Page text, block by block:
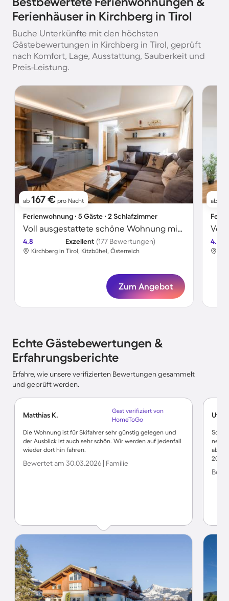
Ferienhäuser in Kirchberg in Tirol
Buche Unterkünfte mit den höchsten
Gästebewertungen in Kirchberg in Tirol, geprüft
nach Komfort, Lage, Ausstattung, Sauberkeit und
Preis-Leistung.
ab 167 € pro Nacht
Ferienwohnung ∙ 5 Gäste ∙ 2 Schlafzimmer
Voll ausgestattete schöne Wohnung mit Garten | Skifahren in der Nähe
4.8 Exzellent (177 Bewertungen)
Kirchberg in Tirol, Kitzbühel, Österreich
Zum Angebot
ab
Voll
4.8
Echte Gästebewertungen &
Erfahrungsberichte
Erfahre, wie unsere verifizierten Bewertungen gesammelt
und geprüft werden.
Matthias K.
Gast verifiziert von
HomeToGo
Die Wohnung ist für Skifahrer sehr günstig gelegen und
der Ausblick ist auch sehr schön. Wir werden auf jedenfall
wieder dort hin fahren.
Bewertet am 30.03.2026 | Familie
Ute
nette
aber
200